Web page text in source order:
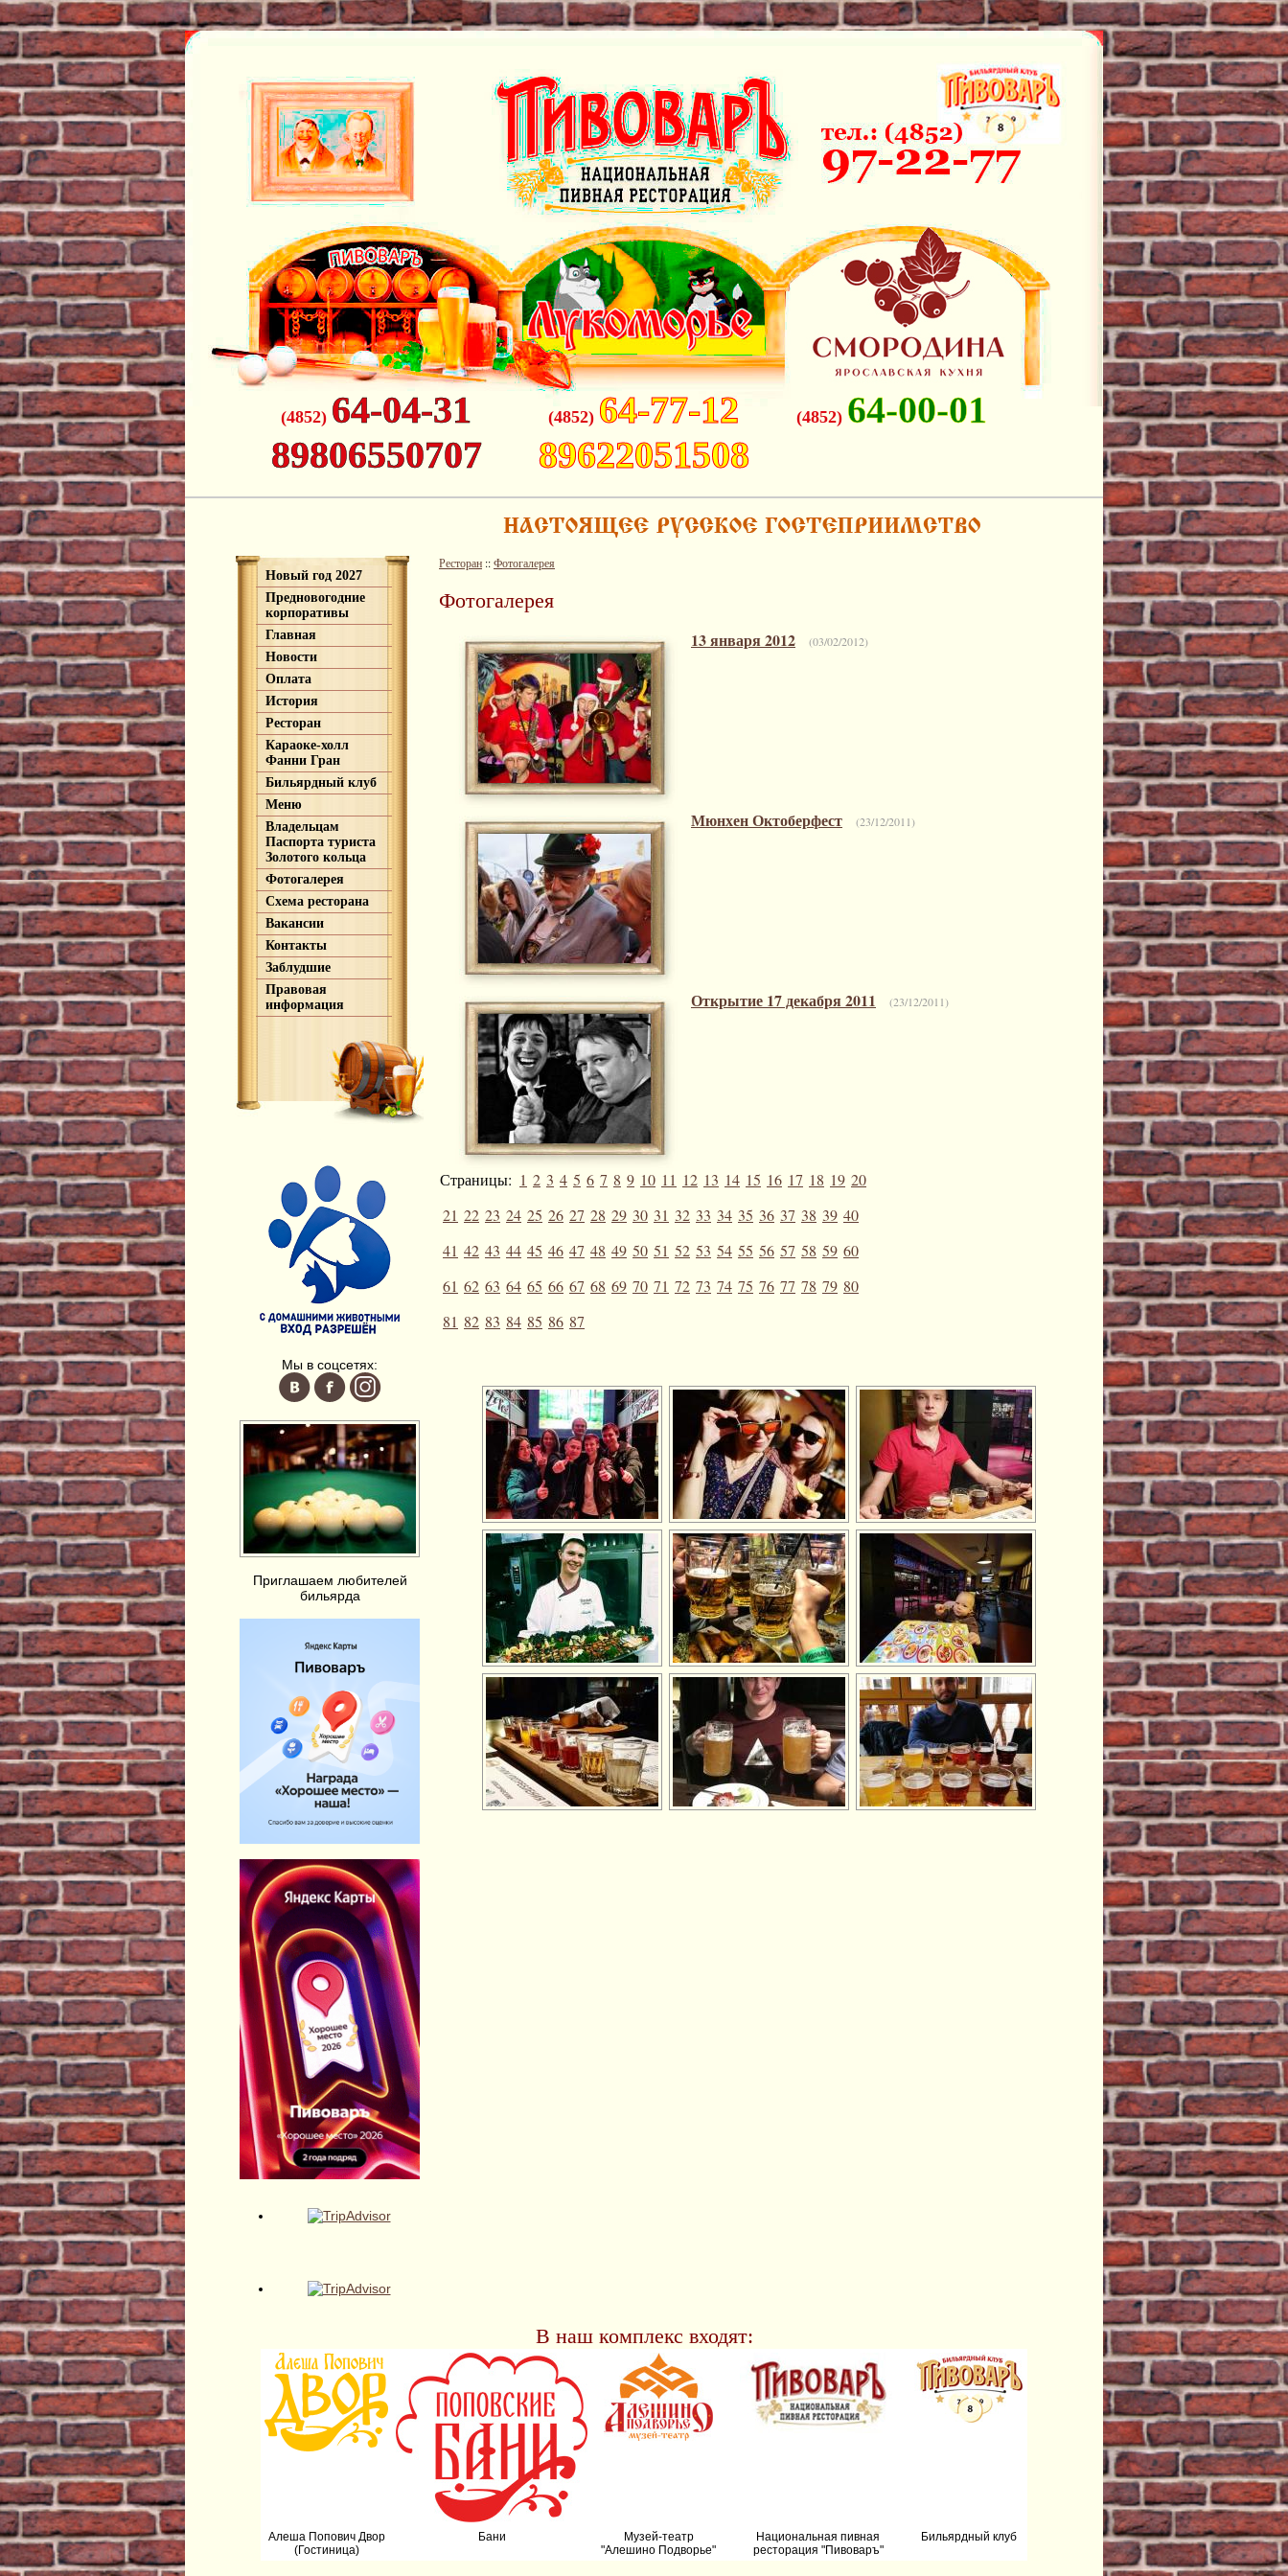
(4852) 64-04-31
89806550707
(4852) 64-77-12
89622051508
(4852) 64-00-01
Новый год 2027
Предновогодние
корпоративы
Главная
Новости
Оплата
История
Ресторан
Караоке-холл
Фанни Гран
Бильярдный клуб
Меню
Владельцам
Паспорта туриста
Золотого кольца
Фотогалерея
Схема ресторана
Вакансии
Контакты
Заблудшие
Правовая
информация
Мы в соцсетях:
Приглашаем любителей
бильярда
Ресторан ::Фотогалерея
Фотогалерея
13 января 2012 (03/02/2012)
Мюнхен Октоберфест (23/12/2011)
Открытие 17 декабря 2011 (23/12/2011)
Страницы: 1 2 3 4 5 6 7 8 9 10 11 12 13 14 15 16 17 18 19 20
21 22 23 24 25 26 27 28 29 30 31 32 33 34 35 36 37 38 39 40
41 42 43 44 45 46 47 48 49 50 51 52 53 54 55 56 57 58 59 60
61 62 63 64 65 66 67 68 69 70 71 72 73 74 75 76 77 78 79 80
81 82 83 84 85 86 87
В наш комплекс входят:
Алеша Попович Двор
(Гостиница)
Бани
Музей-театр
"Алешино Подворье"
Национальная пивная
ресторация "Пивоваръ"
Бильярдный клуб